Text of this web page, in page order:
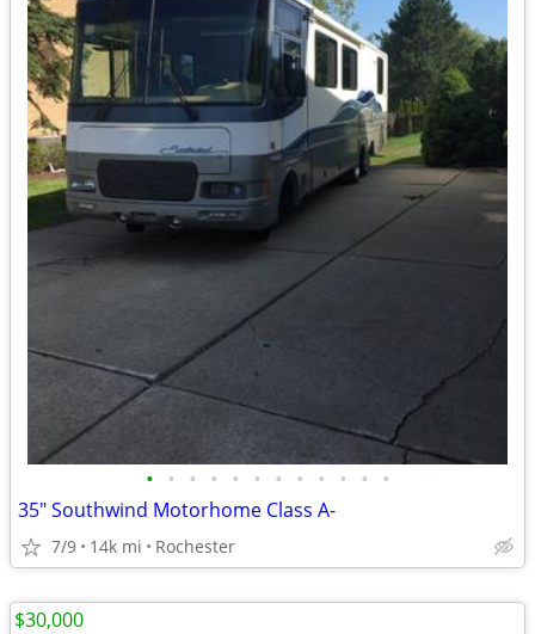
• • • • • • • • • • • •
35" Southwind Motorhome Class A-
7/9 14k mi Rochester
$30,000